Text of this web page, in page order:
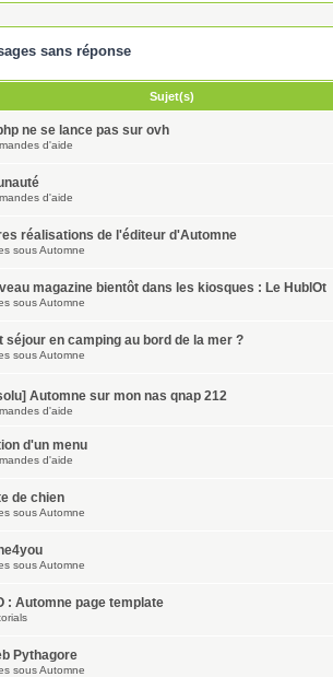
sans réponse
Sujet(s)
ne se lance pas sur ovh
d'aide
d'aide
réalisations de l'éditeur d'Automne
sous Automne
magazine bientôt dans les kiosques : Le HublOt
sous Automne
séjour en camping au bord de la mer ?
sous Automne
Automne sur mon nas qnap 212
d'aide
d'un menu
d'aide
de chien
sous Automne
sous Automne
: Automne page template
Pythagore
sous Automne